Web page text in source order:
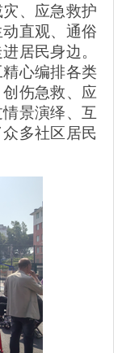
、应急救护
直观、通俗
居民身边。
心编排各类
伤急救、应
景演绎、互
多社区居民